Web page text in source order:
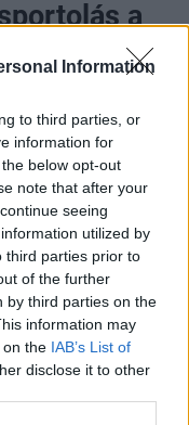
Information
to third parties, or
information for
below opt-out
note that after your
seeing
utilized by
third parties prior to
of the further
by third parties on the
information may
on the IAB’s List of
disclose it to other
a
szakértők
el a
során.
a kinti
a
próbálnak
The New York